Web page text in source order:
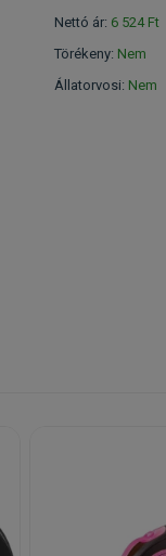
Nettó ár: 6 524 Ft
Törékeny: Nem
Állatorvosi: Nem